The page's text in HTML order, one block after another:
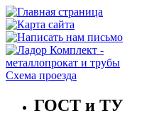
Схема проезда
ГОСТ и ТУ